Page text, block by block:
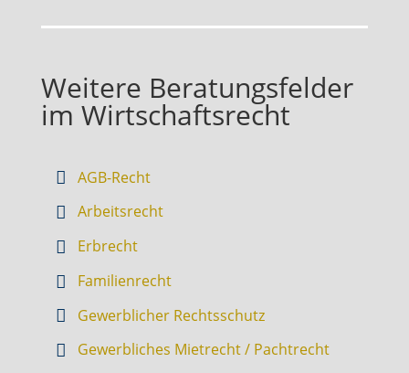
Weitere Beratungsfelder
im Wirtschaftsrecht
AGB-Recht
Arbeitsrecht
Erbrecht
Familienrecht
Gewerblicher Rechtsschutz
Gewerbliches Mietrecht / Pachtrecht